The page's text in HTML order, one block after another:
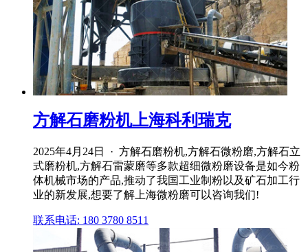
方解石磨粉机上海科利瑞克
2025年4月24日 · 方解石磨粉机,方解石微粉磨,方解石立
式磨粉机,方解石雷蒙磨等多款超细微粉磨设备是如今粉
体机械市场的产品,推动了我国工业制粉以及矿石加工行
业的新发展,想要了解上海微粉磨可以咨询我们!
联系电话: 180 3780 8511